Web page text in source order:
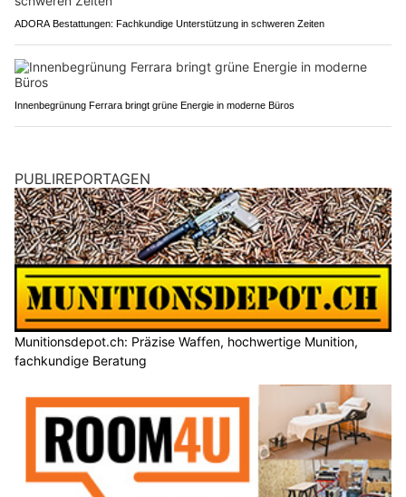
ADORA Bestattungen: Fachkundige Unterstützung in schweren Zeiten
Innenbegrünung Ferrara bringt grüne Energie in moderne Büros
PUBLIREPORTAGEN
Munitionsdepot.ch: Präzise Waffen, hochwertige Munition,
fachkundige Beratung